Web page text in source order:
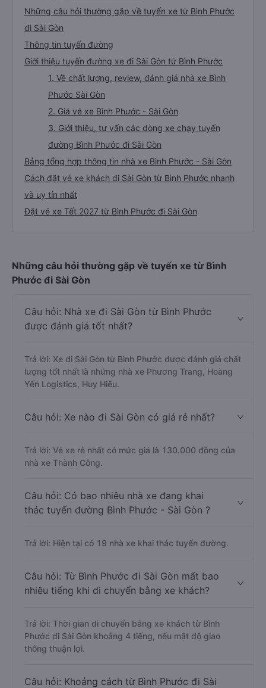
Những câu hỏi thường gặp về tuyến xe từ Bình Phước
đi Sài Gòn
Thông tin tuyến đường
Giới thiệu tuyến đường xe đi Sài Gòn từ Bình Phước
1. Về chất lượng, review, đánh giá nhà xe Bình
Phước Sài Gòn
2. Giá vé xe Bình Phước - Sài Gòn
3. Giới thiệu, tư vấn các dòng xe chạy tuyến
đường Bình Phước đi Sài Gòn
Bảng tổng hợp thông tin nhà xe Bình Phước - Sài Gòn
Cách đặt vé xe khách đi Sài Gòn từ Bình Phước nhanh
và uy tín nhất
Đặt vé xe Tết 2027 từ Bình Phước đi Sài Gòn
Những câu hỏi thường gặp về tuyến xe từ Bình
Phước đi Sài Gòn
Câu hỏi: Nhà xe đi Sài Gòn từ Bình Phước
được đánh giá tốt nhất?
Trả lời: Xe đi Sài Gòn từ Bình Phước được đánh giá chất
lượng tốt nhất là những nhà xe Phương Trang, Hoàng
Yến Logistics, Huy Hiếu.
Câu hỏi: Xe nào đi Sài Gòn có giá rẻ nhất?
Trả lời: Vé xe rẻ nhất có mức giá là 130.000 đồng của
nhà xe Thành Công.
Câu hỏi: Có bao nhiêu nhà xe đang khai
thác tuyến đường Bình Phước - Sài Gòn ?
Trả lời: Hiện tại có 19 nhà xe khai thác tuyến đường.
Câu hỏi: Từ Bình Phước đi Sài Gòn mất bao
nhiêu tiếng khi di chuyển bằng xe khách?
Trả lời: Thời gian di chuyển bằng xe khách từ Bình
Phước đi Sài Gòn khoảng 4 tiếng, nếu mật độ giao
thông thuận lợi.
Câu hỏi: Khoảng cách từ Bình Phước đi Sài